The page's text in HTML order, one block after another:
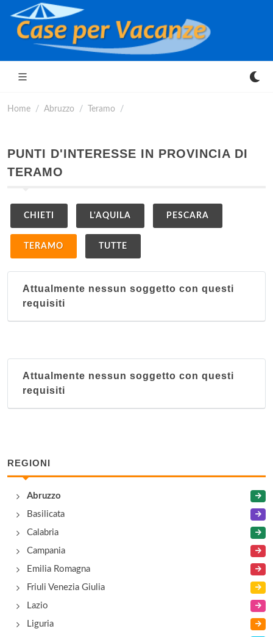
Home Abruzzo Teramo
PUNTI D'INTERESSE IN PROVINCIA DI
TERAMO
CHIETI L'AQUILA PESCARA
TERAMO TUTTE
Attualmente nessun soggetto con questi
requisiti
Attualmente nessun soggetto con questi
requisiti
REGIONI
Abruzzo
Basilicata
Calabria
Campania
Emilia Romagna
Friuli Venezia Giulia
Lazio
Liguria